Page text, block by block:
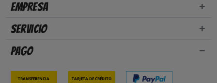
Empresa
Servicio
Pago
Transferencia Tarjeta de crédito